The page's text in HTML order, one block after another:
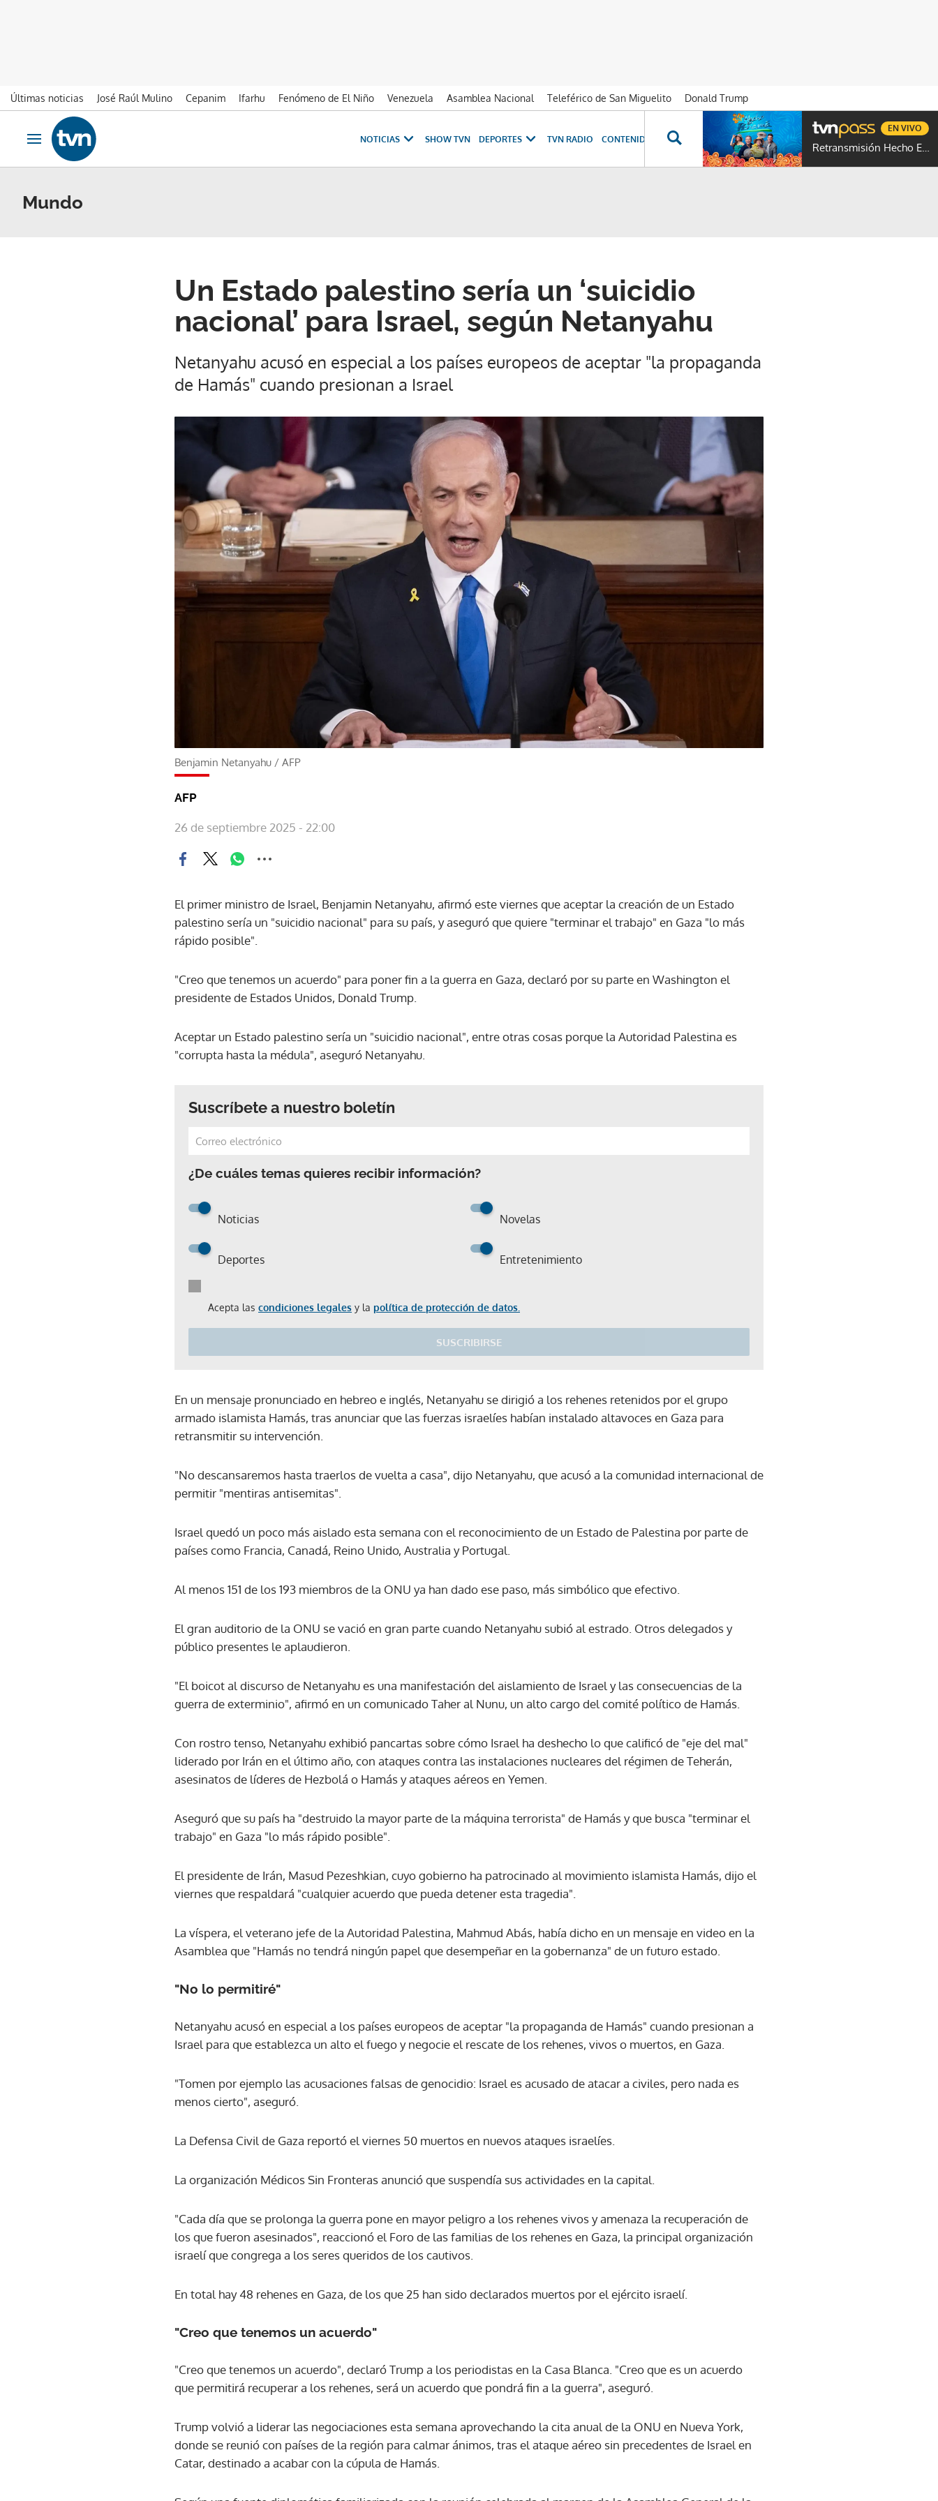
Últimas noticias José Raúl Mulino Cepanim Ifarhu Fenómeno de El Niño Venezuela Asamblea Nacional Teleférico de San Miguelito
Donald Trump
Ir al contenido
Obrir navegació
NOTICIAS SHOW TVN DEPORTES TVN RADIO CONTENIDOS ESPECIALES NOVELAS PROGRAMAS GENTE TVN
Retransmisión Hecho En Panamá
EN VIVO
Mundo
Un Estado palestino sería un ‘suicidio
nacional’ para Israel, según Netanyahu
Netanyahu acusó en especial a los países europeos de aceptar "la propaganda
de Hamás" cuando presionan a Israel
Benjamin Netanyahu / AFP
AFP
26 de septiembre 2025 - 22:00
El primer ministro de Israel, Benjamin Netanyahu, afirmó este viernes que aceptar la creación de un Estado
palestino sería un "suicidio nacional" para su país, y aseguró que quiere "terminar el trabajo" en Gaza "lo más
rápido posible".
"Creo que tenemos un acuerdo" para poner fin a la guerra en Gaza, declaró por su parte en Washington el
presidente de Estados Unidos, Donald Trump.
Aceptar un Estado palestino sería un "suicidio nacional", entre otras cosas porque la Autoridad Palestina es
"corrupta hasta la médula", aseguró Netanyahu.
Suscríbete a nuestro boletín
¿De cuáles temas quieres recibir información?
Noticias Novelas
Deportes Entretenimiento
Acepta las condiciones legales y la política de protección de datos.
SUSCRIBIRSE
Gracias por suscribirte a nuestro boletín.
En un mensaje pronunciado en hebreo e inglés, Netanyahu se dirigió a los rehenes retenidos por el grupo
armado islamista Hamás, tras anunciar que las fuerzas israelíes habían instalado altavoces en Gaza para
retransmitir su intervención.
"No descansaremos hasta traerlos de vuelta a casa", dijo Netanyahu, que acusó a la comunidad internacional de
permitir "mentiras antisemitas".
Israel quedó un poco más aislado esta semana con el reconocimiento de un Estado de Palestina por parte de
países como Francia, Canadá, Reino Unido, Australia y Portugal.
Al menos 151 de los 193 miembros de la ONU ya han dado ese paso, más simbólico que efectivo.
El gran auditorio de la ONU se vació en gran parte cuando Netanyahu subió al estrado. Otros delegados y
público presentes le aplaudieron.
"El boicot al discurso de Netanyahu es una manifestación del aislamiento de Israel y las consecuencias de la
guerra de exterminio", afirmó en un comunicado Taher al Nunu, un alto cargo del comité político de Hamás.
Con rostro tenso, Netanyahu exhibió pancartas sobre cómo Israel ha deshecho lo que calificó de "eje del mal"
liderado por Irán en el último año, con ataques contra las instalaciones nucleares del régimen de Teherán,
asesinatos de líderes de Hezbolá o Hamás y ataques aéreos en Yemen.
Aseguró que su país ha "destruido la mayor parte de la máquina terrorista" de Hamás y que busca "terminar el
trabajo" en Gaza "lo más rápido posible".
El presidente de Irán, Masud Pezeshkian, cuyo gobierno ha patrocinado al movimiento islamista Hamás, dijo el
viernes que respaldará "cualquier acuerdo que pueda detener esta tragedia".
La víspera, el veterano jefe de la Autoridad Palestina, Mahmud Abás, había dicho en un mensaje en video en la
Asamblea que "Hamás no tendrá ningún papel que desempeñar en la gobernanza" de un futuro estado.
"No lo permitiré"
Netanyahu acusó en especial a los países europeos de aceptar "la propaganda de Hamás" cuando presionan a
Israel para que establezca un alto el fuego y negocie el rescate de los rehenes, vivos o muertos, en Gaza.
"Tomen por ejemplo las acusaciones falsas de genocidio: Israel es acusado de atacar a civiles, pero nada es
menos cierto", aseguró.
La Defensa Civil de Gaza reportó el viernes 50 muertos en nuevos ataques israelíes.
La organización Médicos Sin Fronteras anunció que suspendía sus actividades en la capital.
"Cada día que se prolonga la guerra pone en mayor peligro a los rehenes vivos y amenaza la recuperación de
los que fueron asesinados", reaccionó el Foro de las familias de los rehenes en Gaza, la principal organización
israelí que congrega a los seres queridos de los cautivos.
En total hay 48 rehenes en Gaza, de los que 25 han sido declarados muertos por el ejército israelí.
"Creo que tenemos un acuerdo"
"Creo que tenemos un acuerdo", declaró Trump a los periodistas en la Casa Blanca. "Creo que es un acuerdo
que permitirá recuperar a los rehenes, será un acuerdo que pondrá fin a la guerra", aseguró.
Trump volvió a liderar las negociaciones esta semana aprovechando la cita anual de la ONU en Nueva York,
donde se reunió con países de la región para calmar ánimos, tras el ataque aéreo sin precedentes de Israel en
Catar, destinado a acabar con la cúpula de Hamás.